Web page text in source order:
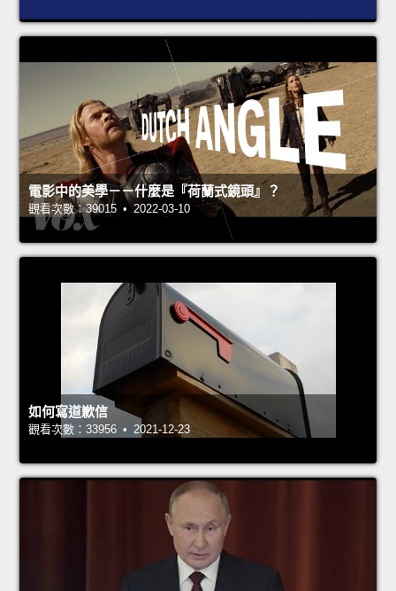
電影中的美學－－什麼是『荷蘭式鏡頭』？
觀看次數：39015 • 2022-03-10
如何寫道歉信
觀看次數：33956 • 2021-12-23